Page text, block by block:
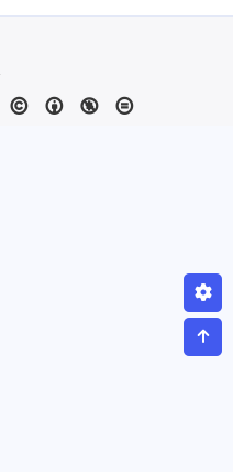
支付宝